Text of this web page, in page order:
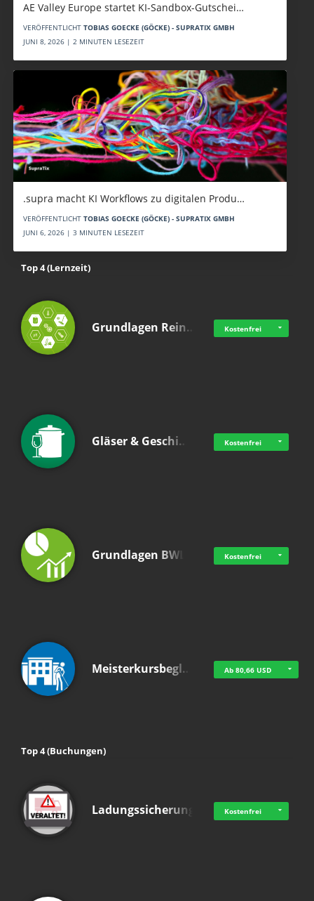
AE Valley Europe startet KI-Sandbox-Gutschei…
VERÖFFENTLICHT TOBIAS GOECKE (GÖCKE) - SUPRATIX GMBH
JUNI 8, 2026 | 2 MINUTEN LESEZEIT
.supra macht KI Workflows zu digitalen Produ…
VERÖFFENTLICHT TOBIAS GOECKE (GÖCKE) - SUPRATIX GMBH
JUNI 6, 2026 | 3 MINUTEN LESEZEIT
Top 4 (Lernzeit)
Grundlagen Rein… Kostenfrei
Gläser & Geschi… Kostenfrei
Grundlagen BWL Kostenfrei
Meisterkursbegl… Ab 80,66 USD
Top 4 (Buchungen)
Ladungssicherung Kostenfrei